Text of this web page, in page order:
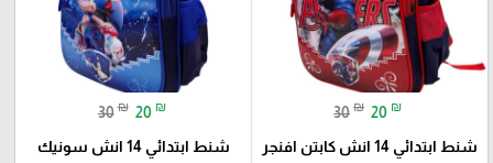
30 ₪ 20 ₪
شنط ابتدائي 14 انش كابتن افنجر
30 ₪ 20 ₪
شنط ابتدائي 14 انش سونيك